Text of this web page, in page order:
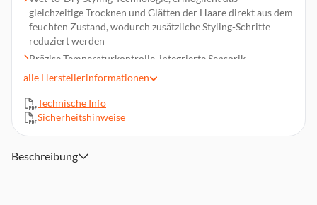
gleichzeitige Trocknen und Glätten der Haare direkt aus dem
feuchten Zustand, wodurch zusätzliche Styling-Schritte
reduziert werden
Präzise Temperaturkontrolle, integrierte Sensorik
überwacht kontinuierlich die Hitzeentwicklung und sorgt
Hochgeschwindigkeits-Luftstromsystem, leistungsstarker
Motor erzeugt einen gerichteten Luftstrom für effizientes
Ionentechnologie zur Frizz-Reduktion, negative Ionen helfen,
statische Aufladung zu minimieren und sorgen für ein
alle Herstellerinformationen
Technische Info
Sicherheitshinweise
Beschreibung